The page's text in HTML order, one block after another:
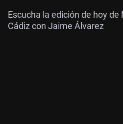
Escucha la edición de hoy de
Cádiz con Jaime Álvarez